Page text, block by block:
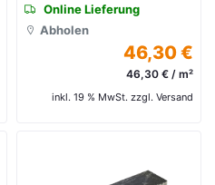
Online Lieferung
Abholen
46,30 €
46,30 € / m²
inkl. 19 % MwSt. zzgl. Versand